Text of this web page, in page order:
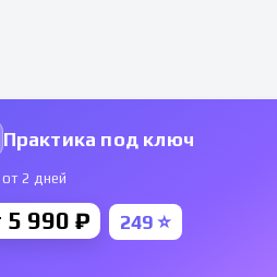
Практика под ключ
2 дней
5 990 ₽ 249 ⭐